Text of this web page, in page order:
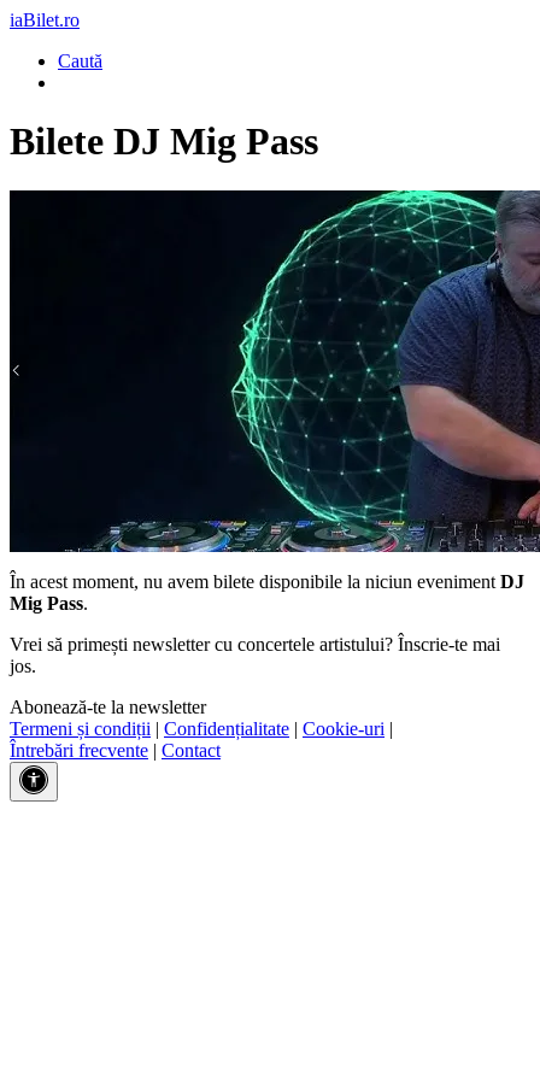
iaBilet.ro
Caută
Bilete DJ Mig Pass
În acest moment, nu avem bilete disponibile la niciun eveniment DJ
Mig Pass.
Vrei să primești newsletter cu concertele artistului? Înscrie-te mai
jos.
Abonează-te la newsletter
Termeni și condiții | Confidențialitate | Cookie-uri |
Întrebări frecvente | Contact